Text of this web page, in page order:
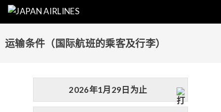
运输条件（国际航班的乘客及行李）
2026年1月29日为止